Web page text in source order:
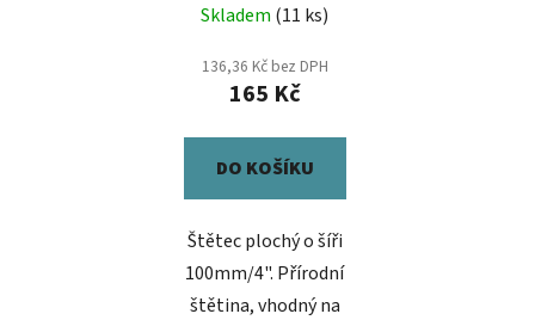
Skladem (11 ks)
136,36 Kč bez DPH
165 Kč
DO KOŠÍKU
Štětec plochý o šíři
100mm/4". Přírodní
štětina, vhodný na